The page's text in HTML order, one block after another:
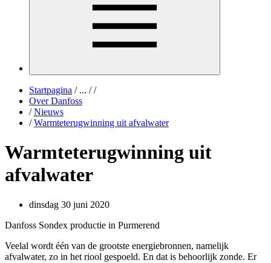
Startpagina /... / /
Over Danfoss
/ Nieuws
/ Warmteterugwinning uit afvalwater
Warmteterugwinning uit
afvalwater
dinsdag 30 juni 2020
Danfoss Sondex productie in Purmerend
Veelal wordt één van de grootste energiebronnen, namelijk
afvalwater, zo in het riool gespoeld. En dat is behoorlijk zonde. Er